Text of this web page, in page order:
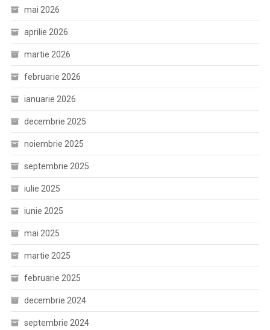
mai 2026
aprilie 2026
martie 2026
februarie 2026
ianuarie 2026
decembrie 2025
noiembrie 2025
septembrie 2025
iulie 2025
iunie 2025
mai 2025
martie 2025
februarie 2025
decembrie 2024
septembrie 2024